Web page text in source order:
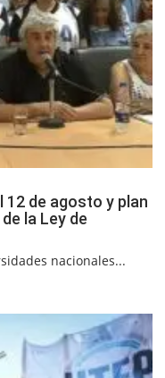
12 de agosto y plan
la Ley de
nacionales...